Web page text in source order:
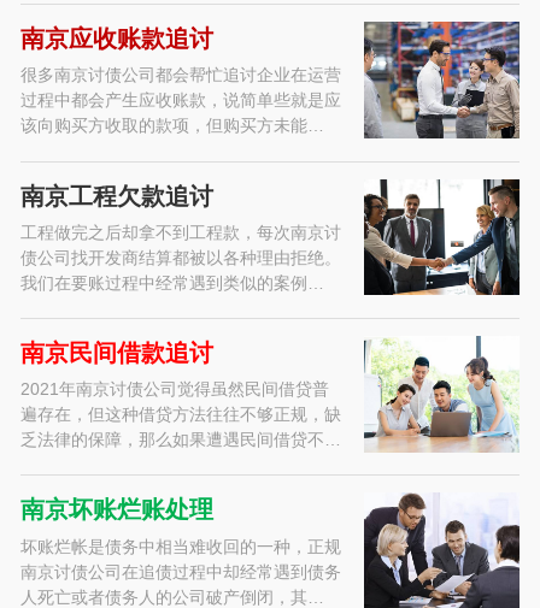
南京应收账款追讨
很多南京讨债公司都会帮忙追讨企业在运营
过程中都会产生应收账款，说简单些就是应
该向购买方收取的款项，但购买方未能…
南京工程欠款追讨
工程做完之后却拿不到工程款，每次南京讨
债公司找开发商结算都被以各种理由拒绝。
我们在要账过程中经常遇到类似的案例…
南京民间借款追讨
2021年南京讨债公司觉得虽然民间借贷普
遍存在，但这种借贷方法往往不够正规，缺
乏法律的保障，那么如果遭遇民间借贷不…
南京坏账烂账处理
坏账烂帐是债务中相当难收回的一种，正规
南京讨债公司在追债过程中却经常遇到债务
人死亡或者债务人的公司破产倒闭，其…